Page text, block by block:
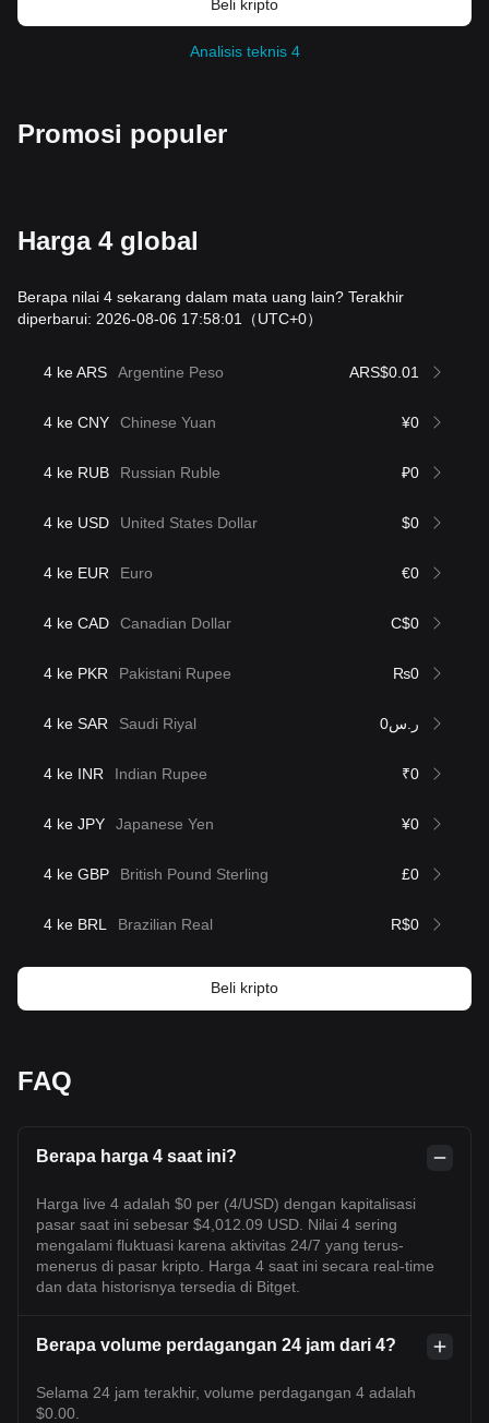
Beli kripto
Analisis teknis 4
Promosi populer
Harga 4 global
Berapa nilai 4 sekarang dalam mata uang lain? Terakhir
diperbarui: 2026-08-06 17:58:01
（UTC+0）
4 ke ARS Argentine Peso ARS$0.01
4 ke CNY Chinese Yuan ¥0
4 ke RUB Russian Ruble ₽0
4 ke USD United States Dollar $0
4 ke EUR Euro €0
4 ke CAD Canadian Dollar C$0
4 ke PKR Pakistani Rupee ₨0
4 ke SAR Saudi Riyal ر.س0
4 ke INR Indian Rupee ₹0
4 ke JPY Japanese Yen ¥0
4 ke GBP British Pound Sterling £0
4 ke BRL Brazilian Real R$0
Beli kripto
FAQ
Berapa harga 4 saat ini?
Harga live 4 adalah $0 per (4/USD) dengan kapitalisasi
pasar saat ini sebesar $4,012.09 USD. Nilai 4 sering
mengalami fluktuasi karena aktivitas 24/7 yang terus-
menerus di pasar kripto. Harga 4 saat ini secara real-time
dan data historisnya tersedia di Bitget.
Berapa volume perdagangan 24 jam dari 4?
Selama 24 jam terakhir, volume perdagangan 4 adalah
$0.00.